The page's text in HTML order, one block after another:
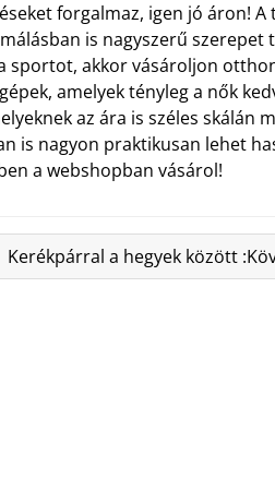
forgalmaz, igen jó áron! A
is nagyszerű szerepet
sportot, akkor vásároljon
amelyek tényleg a nők
az ára is széles skálán
is nagyon praktikusan lehet
a webshopban vásárol!
Kerékpárral a hegyek között